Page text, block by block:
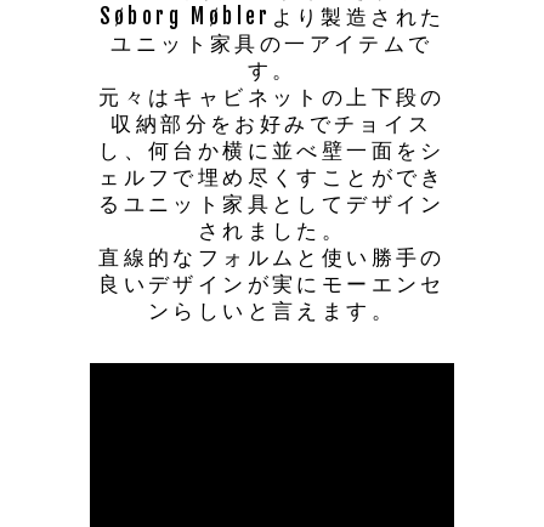
Søborg Møblerより製造された
ユニット家具の一アイテムで
す。
元々はキャビネットの上下段の
収納部分をお好みでチョイス
し、何台か横に並べ壁一面をシ
ェルフで埋め尽くすことができ
るユニット家具としてデザイン
されました。
直線的なフォルムと使い勝手の
良いデザインが実にモーエンセ
ンらしいと言えます。